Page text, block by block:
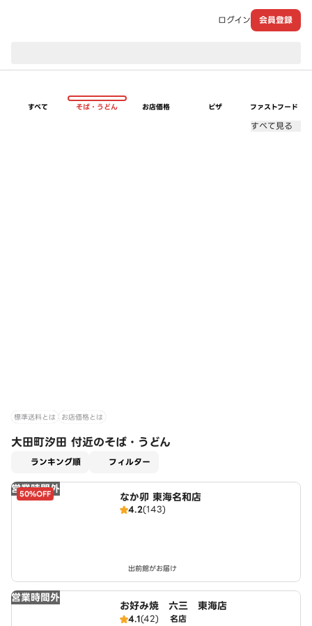
ログイン 会員登録
すべて そば・うどん お店価格 ピザ ファストフード
すべて見る
標準送料とは お店価格とは
大田町汐田 付近のそば・うどん
ランキング順 フィルター
営業時間外
50%OFF なか卯 東海名和店
4.2(143)
出前館がお届け
営業時間外
お好み焼 六三 東海店
4.1(42) 名店